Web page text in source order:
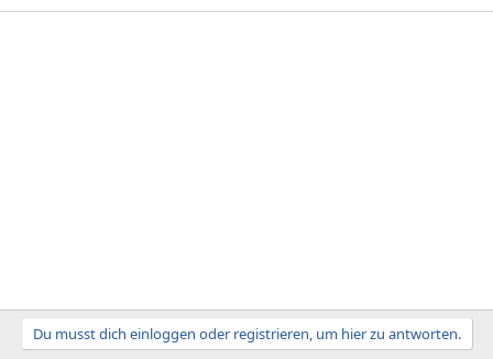
Du musst dich einloggen oder registrieren, um hier zu antworten.